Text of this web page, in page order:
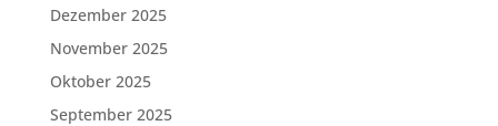
Dezember 2025
November 2025
Oktober 2025
September 2025